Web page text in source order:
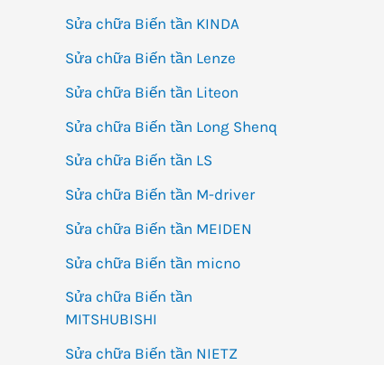
Sửa chữa Biến tần KINDA
Sửa chữa Biến tần Lenze
Sửa chữa Biến tần Liteon
Sửa chữa Biến tần Long Shenq
Sửa chữa Biến tần LS
Sửa chữa Biến tần M-driver
Sửa chữa Biến tần MEIDEN
Sửa chữa Biến tần micno
Sửa chữa Biến tần
MITSHUBISHI
Sửa chữa Biến tần NIETZ